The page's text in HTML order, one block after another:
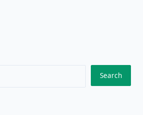
Search